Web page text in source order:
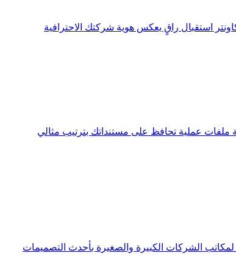
كاونتر استقبال راقٍ يعكس هوية شركتك الاحترافية
ملفات عملية تحافظ على مستنداتك بترتيب مثالي
لمكاتب الشركات الكبيرة والصغيرة بأحدث التصميمات